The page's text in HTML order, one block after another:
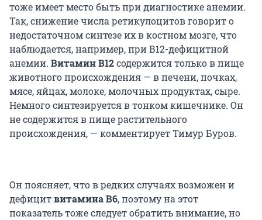
тоже имеет место быть при диагностике анемии.
Так, снижение числа ретикулоцитов говорит о
недостаточном синтезе их в костном мозге, что
наблюдается, например, при В12-дефицитной
анемии. Витамин В12содержится только в пище
животного происхождения — в печени, почках,
мясе, яйцах, молоке, молочных продуктах, сыре.
Немного синтезируется в тонком кишечнике. Он
не содержится в пище растительного
происхождения, — комментирует Тимур Буров.
Он поясняет, что в редких случаях возможен и
дефицитвитамина В6, поэтому на этот
показатель тоже следует обратить внимание, но